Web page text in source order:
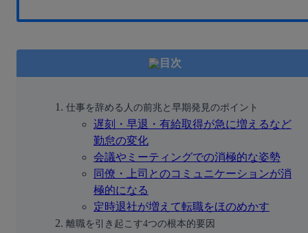
目次
仕事を辞める人の前兆と早期発見のポイント
遅刻・早退・有給取得が急に増えるなど
勤怠の変化
会議やミーティングでの消極的な姿勢
同僚・上司とのコミュニケーションが消
極的になる
定時退社が増えて転職をほのめかす
離職を引き起こす4つの根本的要因